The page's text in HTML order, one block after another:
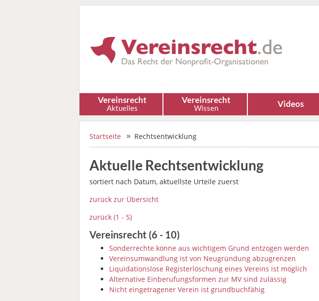
Vereinsrecht
Aktuelles
Vereinsrecht
Wissen Videos
Startseite Rechts­entwicklung
Aktuelle Rechtsentwicklung
sortiert nach Datum, aktuellste Urteile zuerst
zurück zur Übersicht
zurück (1 - 5)
Vereinsrecht (6 - 10)
Sonderrechte könne aus wichtigem Grund entzogen werden
Vereinsumwandlung ist von Neugründung abzugrenzen
Liquidationslose Registerlöschung eines Vereins ist möglich
Alternative Einberufungsformen zur MV sind zulässig
Nicht eingetragener Verein ist grundbuchfähig